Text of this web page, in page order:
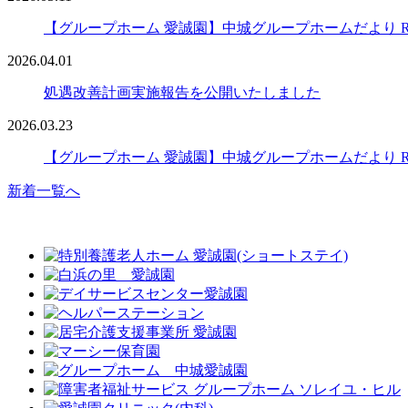
【グループホーム 愛誠園】中城グループホームだより
2026.04.01
処遇改善計画実施報告を公開いたしました
2026.03.23
【グループホーム 愛誠園】中城グループホームだより
新着一覧へ